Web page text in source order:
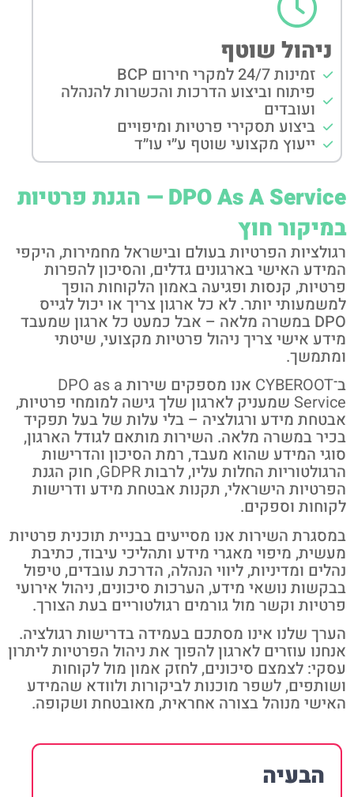
ניהול שוטף
זמינות 24/7 למקרי חירום BCP
פיתוח וביצוע הדרכות והכשרות להנהלה
ועובדים
ביצוע תסקירי פרטיות ומיפויים
ייעוץ מקצועי שוטף ע״י עו״ד
DPO As A Service — הגנת פרטיות
במיקור חוץ
רגולציות הפרטיות בעולם ובישראל מחמירות, היקפי
המידע האישי בארגונים גדלים, והסיכון להפרות
פרטיות, קנסות ופגיעה באמון הלקוחות הופך
למשמעותי יותר. לא כל ארגון צריך או יכול לגייס
DPO במשרה מלאה – אבל כמעט כל ארגון שמעבד
מידע אישי צריך ניהול פרטיות מקצועי, שיטתי
ומתמשך.
ב־CYBEROOT אנו מספקים שירות DPO as a
Service שמעניק לארגון שלך גישה למומחי פרטיות,
אבטחת מידע ורגולציה – בלי עלות של בעל תפקיד
בכיר במשרה מלאה. השירות מותאם לגודל הארגון,
סוגי המידע שהוא מעבד, רמת הסיכון והדרישות
הרגולטוריות החלות עליו, לרבותGDPR, חוק הגנת
הפרטיות הישראלי, תקנות אבטחת מידע ודרישות
לקוחות וספקים.
במסגרת השירות אנו מסייעים בבניית תוכנית פרטיות
מעשית, מיפוי מאגרי מידע ותהליכי עיבוד, כתיבת
נהלים ומדיניות, ליווי הנהלה, הדרכת עובדים, טיפול
בבקשות נושאי מידע, הערכות סיכונים, ניהול אירועי
פרטיות וקשר מול גורמים רגולטוריים בעת הצורך.
הערך שלנו אינו מסתכם בעמידה בדרישות רגולציה.
אנחנו עוזרים לארגון להפוך את ניהול הפרטיות ליתרון
עסקי: לצמצם סיכונים, לחזק אמון מול לקוחות
ושותפים, לשפר מוכנות לביקורות ולוודא שהמידע
האישי מנוהל בצורה אחראית, מאובטחת ושקופה.
הבעיה